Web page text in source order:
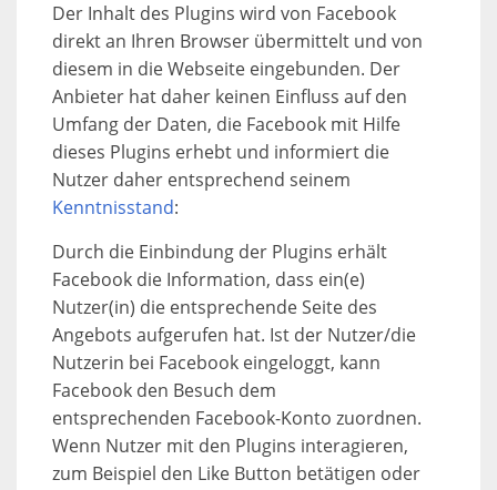
Der Inhalt des Plugins wird von Facebook
direkt an Ihren Browser übermittelt und von
diesem in die Webseite eingebunden. Der
Anbieter hat daher keinen Einfluss auf den
Umfang der Daten, die Facebook mit Hilfe
dieses Plugins erhebt und informiert die
Nutzer daher entsprechend seinem
Kenntnisstand:
Durch die Einbindung der Plugins erhält
Facebook die Information, dass ein(e)
Nutzer(in) die entsprechende Seite des
Angebots aufgerufen hat. Ist der Nutzer/die
Nutzerin bei Facebook eingeloggt, kann
Facebook den Besuch dem
entsprechenden Facebook-Konto zuordnen.
Wenn Nutzer mit den Plugins interagieren,
zum Beispiel den Like Button betätigen oder